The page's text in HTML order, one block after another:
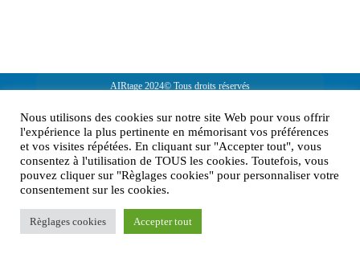
AIRtage 2024© Tous droits réservés
Mentions légales
Contactez-nous !
Nous utilisons des cookies sur notre site Web pour vous offrir
l'expérience la plus pertinente en mémorisant vos préférences
et vos visites répétées. En cliquant sur "Accepter tout", vous
consentez à l'utilisation de TOUS les cookies. Toutefois, vous
pouvez cliquer sur "Règlages cookies" pour personnaliser votre
consentement sur les cookies.
Règlages cookies Accepter tout